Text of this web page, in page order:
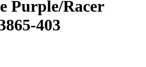
Purple/Racer
403